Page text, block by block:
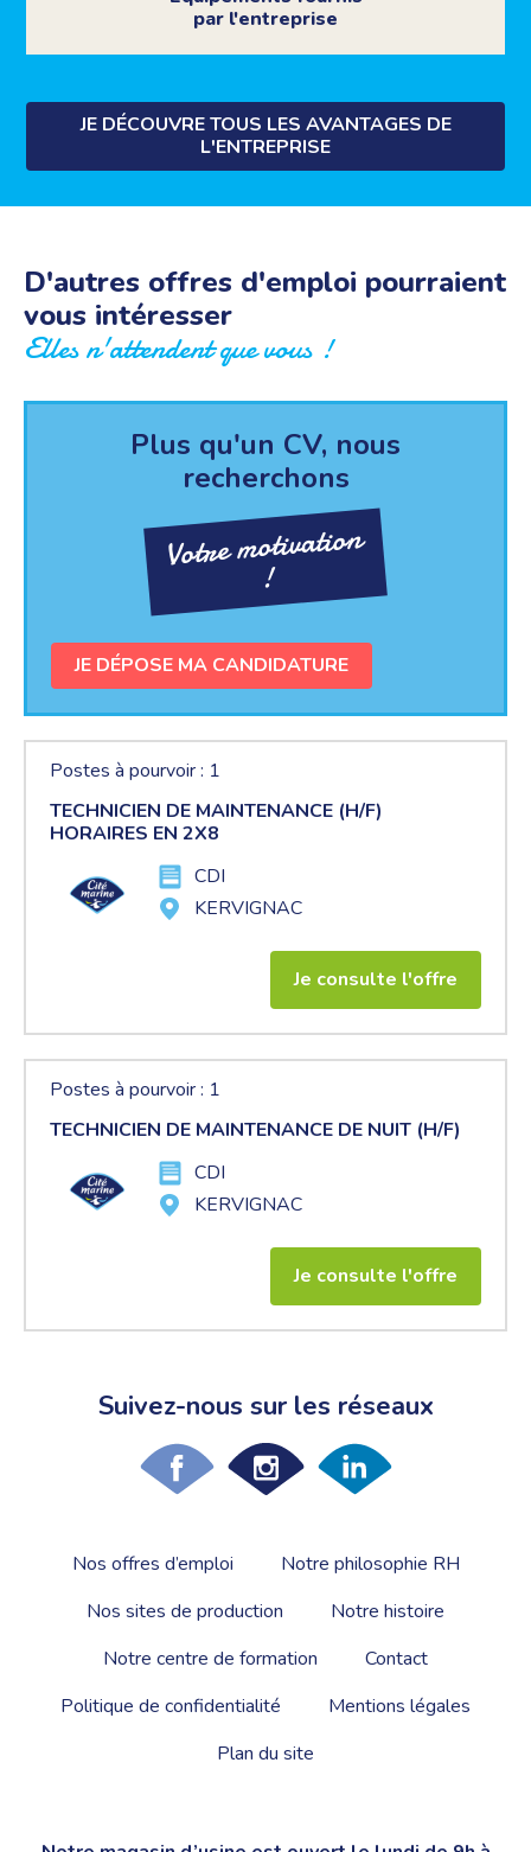
par l'entreprise
JE DÉCOUVRE TOUS LES AVANTAGES DE
L'ENTREPRISE
D'autres offres d'emploi pourraient
vous intéresser
Elles n'attendent que vous !
Plus qu'un CV, nous
recherchons
Votre motivation
!
JE DÉPOSE MA CANDIDATURE
Postes à pourvoir : 1
TECHNICIEN DE MAINTENANCE (H/F)
HORAIRES EN 2X8
CDI
KERVIGNAC
Je consulte l'offre
Postes à pourvoir : 1
TECHNICIEN DE MAINTENANCE DE NUIT (H/F)
CDI
KERVIGNAC
Je consulte l'offre
Suivez-nous sur les réseaux
Nos offres d’emploi
Notre philosophie RH
Nos sites de production
Notre histoire
Notre centre de formation
Contact
Politique de confidentialité
Mentions légales
Plan du site